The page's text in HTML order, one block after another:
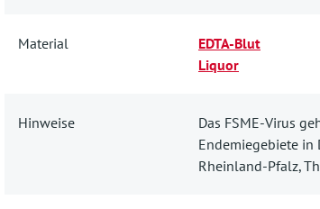
Material
EDTA-Blut
Liquor
Hinweise
Das FSME-Virus
Endemiegebiete in
Rheinland-Pfalz,